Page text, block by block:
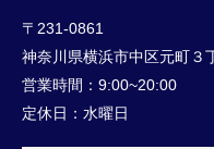
〒231-0861
神奈川県横浜市中区元町３
営業時間： 9:00~20:00
定休日： 水曜日